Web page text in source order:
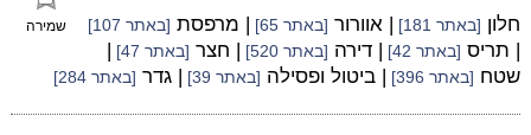
שמירה
חלון [באתר 181] | אוורור [באתר 65] | מרפסת [באתר 107]
| תריס [באתר 42] | דירה [באתר 520] | חצר [באתר 47]
|
שטח [באתר 396] | ביטול ופסילה [באתר 39] | גדר [באתר 284]